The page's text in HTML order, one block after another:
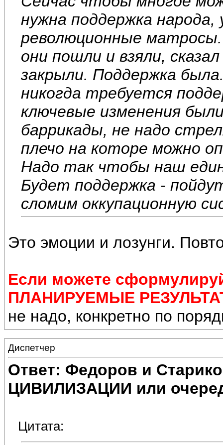
нужна поддержка
революционные
они пошли и взяли,
закрыли. Поддержка
никогда требуется
ключевые изменения
баррикады, не надо
плечо на которе можно
Надо так чтобы наш
Будет поддержка -
сломим оккупационную
Это эмоции и лозунги.
Если можете
ПЛАНИРУЕМЫЕ
не надо, конкретно по
Диспетчер
Ответ: Федоров и
ЦИВИЛИЗАЦИИ или
Цитата: